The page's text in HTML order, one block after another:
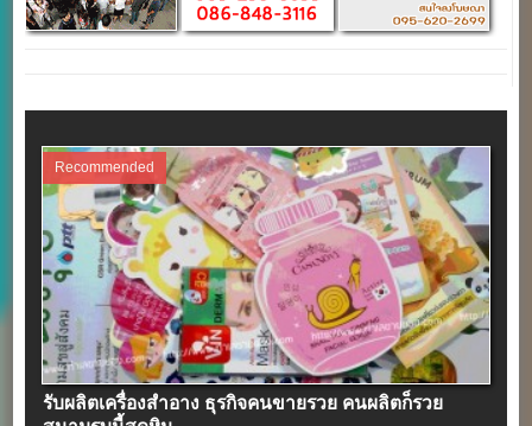
Recommended
รับผลิตเครื่องสําอาง ธุรกิจคนขายรวย คนผลิตก็รวย